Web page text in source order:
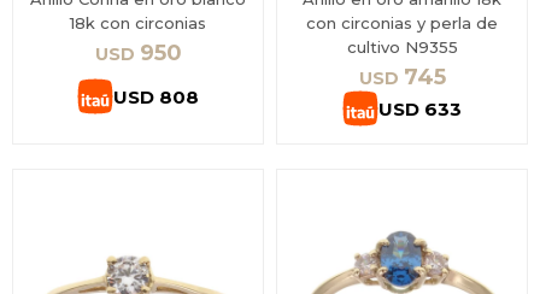
18k con circonias
USD 950
USD 808
con circonias y perla de
cultivo N9355
USD 745
USD 633